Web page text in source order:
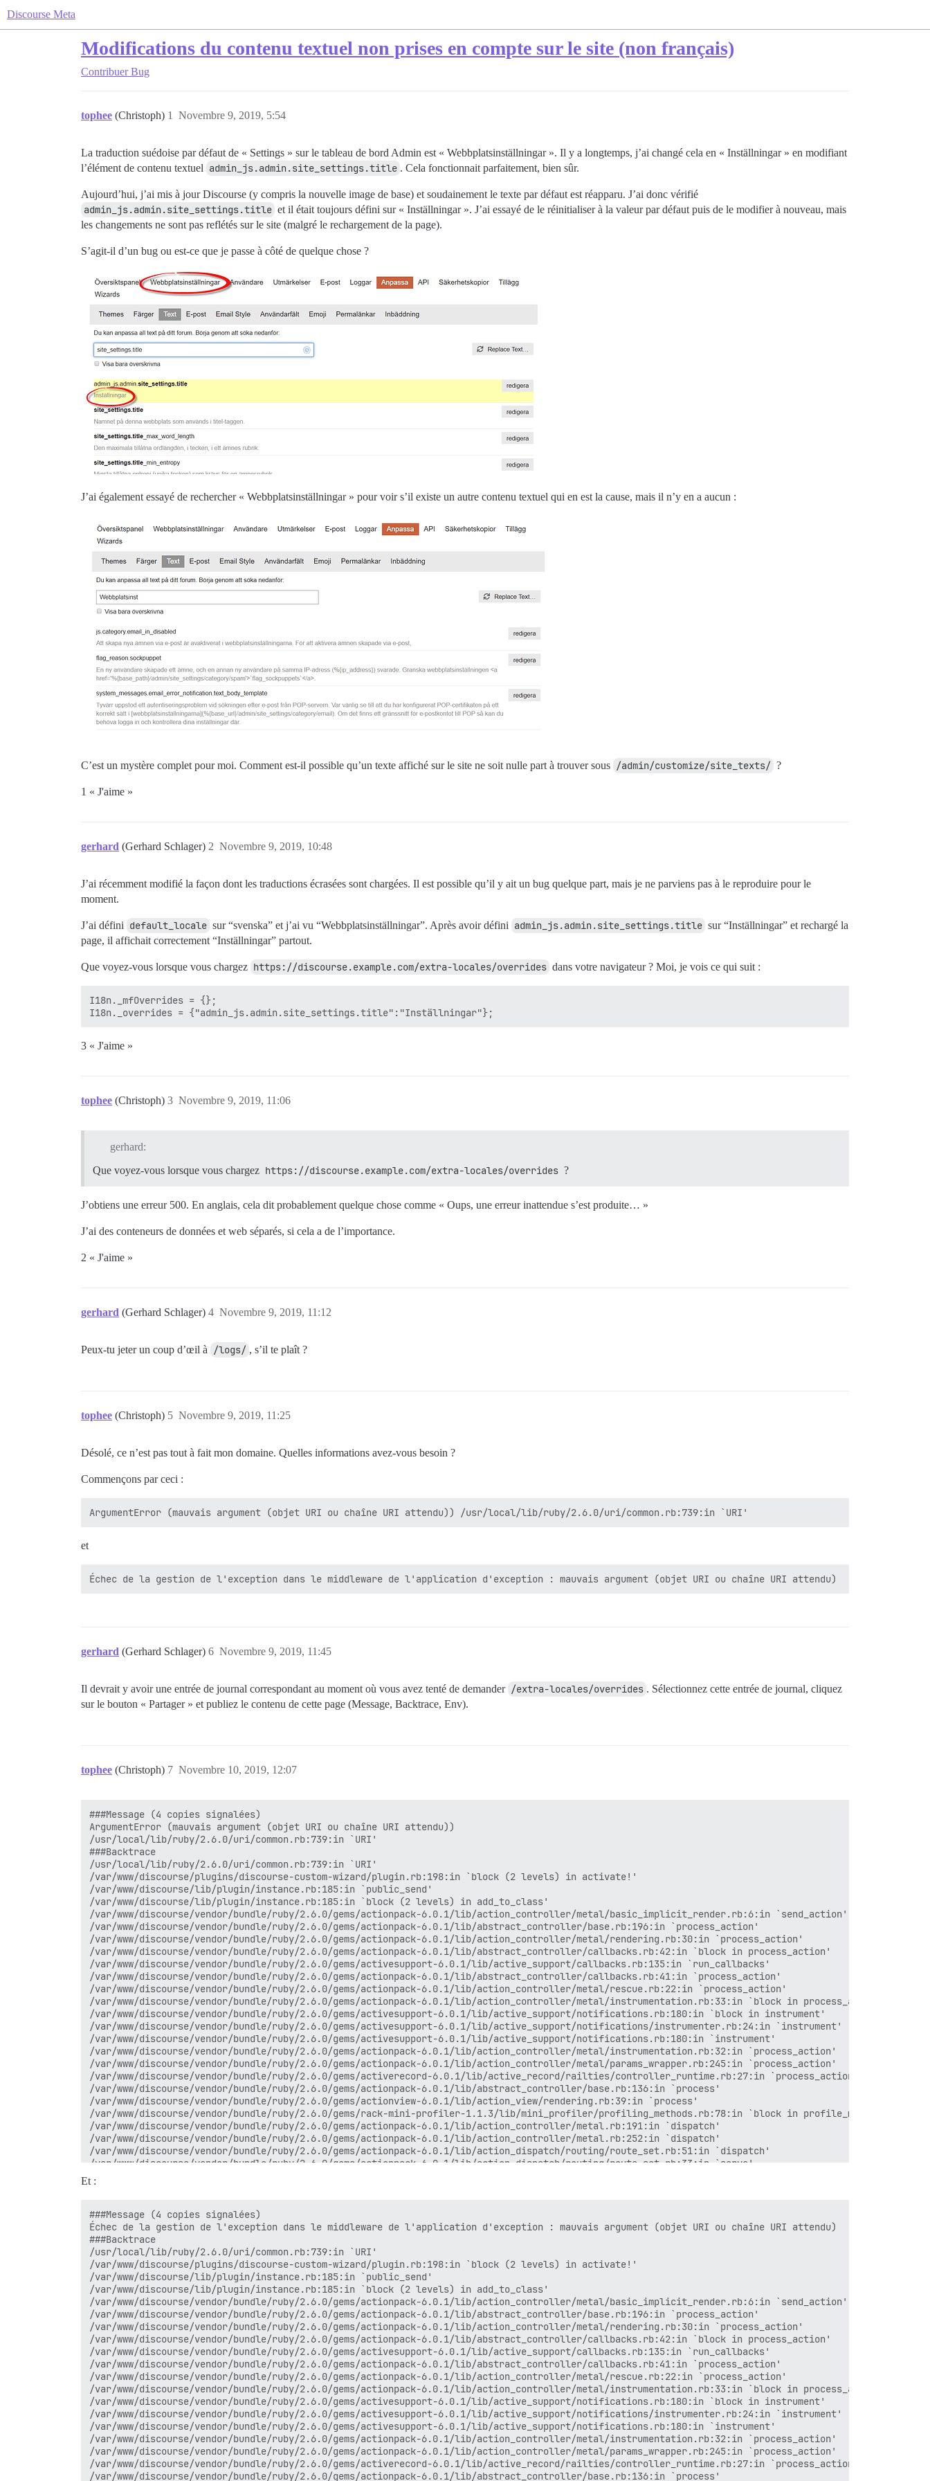
Discourse Meta
Modifications du contenu textuel non prises en compte sur le site (non français)
Contribuer Bug
tophee (Christoph) Novembre 9, 2019, 5:54
1
La traduction suédoise par défaut de « Settings » sur le tableau de bord Admin est « Webbplatsinställningar ». Il y a longtemps, j’ai changé cela en « Inställningar » en modifiant
l’élément de contenu textuel admin_js.admin.site_settings.title . Cela fonctionnait parfaitement, bien sûr.
Aujourd’hui, j’ai mis à jour Discourse (y compris la nouvelle image de base) et soudainement le texte par défaut est réapparu. J’ai donc vérifié
admin_js.admin.site_settings.title et il était toujours défini sur « Inställningar ». J’ai essayé de le réinitialiser à la valeur par défaut puis de le modifier à nouveau, mais
les changements ne sont pas reflétés sur le site (malgré le rechargement de la page).
S’agit-il d’un bug ou est-ce que je passe à côté de quelque chose ?
J’ai également essayé de rechercher « Webbplatsinställningar » pour voir s’il existe un autre contenu textuel qui en est la cause, mais il n’y en a aucun :
C’est un mystère complet pour moi. Comment est-il possible qu’un texte affiché sur le site ne soit nulle part à trouver sous /admin/customize/site_texts/ ?
1 « J'aime »
gerhard (Gerhard Schlager) Novembre 9, 2019, 10:48
2
J’ai récemment modifié la façon dont les traductions écrasées sont chargées. Il est possible qu’il y ait un bug quelque part, mais je ne parviens pas à le reproduire pour le
moment.
J’ai défini default_locale sur “svenska” et j’ai vu “Webbplatsinställningar”. Après avoir défini admin_js.admin.site_settings.title sur “Inställningar” et rechargé la
page, il affichait correctement “Inställningar” partout.
Que voyez-vous lorsque vous chargez https://discourse.example.com/extra-locales/overrides dans votre navigateur ? Moi, je vois ce qui suit :
I18n._mfOverrides = {};
3 « J'aime »
tophee (Christoph) Novembre 9, 2019, 11:06
3
gerhard:
Que voyez-vous lorsque vous chargez https://discourse.example.com/extra-locales/overrides ?
J’obtiens une erreur 500. En anglais, cela dit probablement quelque chose comme « Oups, une erreur inattendue s’est produite… »
J’ai des conteneurs de données et web séparés, si cela a de l’importance.
2 « J'aime »
gerhard (Gerhard Schlager) Novembre 9, 2019, 11:12
4
Peux-tu jeter un coup d’œil à /logs/ , s’il te plaît ?
tophee (Christoph) Novembre 9, 2019, 11:25
5
Désolé, ce n’est pas tout à fait mon domaine. Quelles informations avez-vous besoin ?
Commençons par ceci :
et
gerhard (Gerhard Schlager) Novembre 9, 2019, 11:45
6
Il devrait y avoir une entrée de journal correspondant au moment où vous avez tenté de demander /extra-locales/overrides . Sélectionnez cette entrée de journal, cliquez
sur le bouton « Partager » et publiez le contenu de cette page (Message, Backtrace, Env).
tophee (Christoph) Novembre 10, 2019, 12:07
7
###Message (4 copies signalées)
ArgumentError (mauvais argument (objet URI ou chaîne URI attendu))
/usr/local/lib/ruby/2.6.0/uri/common.rb:739:in `URI'
###Backtrace
/usr/local/lib/ruby/2.6.0/uri/common.rb:739:in `URI'
/var/www/discourse/plugins/discourse-custom-wizard/plugin.rb:198:in `block (2 levels) in activate!'
/var/www/discourse/lib/plugin/instance.rb:185:in `public_send'
/var/www/discourse/lib/plugin/instance.rb:185:in `block (2 levels) in add_to_class'
/var/www/discourse/vendor/bundle/ruby/2.6.0/gems/actionpack-6.0.1/lib/action_controller/metal/basic_implicit_render.rb:6:in `send_action'
/var/www/discourse/vendor/bundle/ruby/2.6.0/gems/actionpack-6.0.1/lib/abstract_controller/base.rb:196:in `process_action'
/var/www/discourse/vendor/bundle/ruby/2.6.0/gems/actionpack-6.0.1/lib/action_controller/metal/rendering.rb:30:in `process_action'
/var/www/discourse/vendor/bundle/ruby/2.6.0/gems/actionpack-6.0.1/lib/abstract_controller/callbacks.rb:42:in `block in process_action'
/var/www/discourse/vendor/bundle/ruby/2.6.0/gems/activesupport-6.0.1/lib/active_support/callbacks.rb:135:in `run_callbacks'
/var/www/discourse/vendor/bundle/ruby/2.6.0/gems/actionpack-6.0.1/lib/abstract_controller/callbacks.rb:41:in `process_action'
/var/www/discourse/vendor/bundle/ruby/2.6.0/gems/actionpack-6.0.1/lib/action_controller/metal/rescue.rb:22:in `process_action'
/var/www/discourse/vendor/bundle/ruby/2.6.0/gems/actionpack-6.0.1/lib/action_controller/metal/instrumentation.rb:33:in `block in process_action'
/var/www/discourse/vendor/bundle/ruby/2.6.0/gems/activesupport-6.0.1/lib/active_support/notifications.rb:180:in `block in instrument'
/var/www/discourse/vendor/bundle/ruby/2.6.0/gems/activesupport-6.0.1/lib/active_support/notifications/instrumenter.rb:24:in `instrument'
/var/www/discourse/vendor/bundle/ruby/2.6.0/gems/activesupport-6.0.1/lib/active_support/notifications.rb:180:in `instrument'
/var/www/discourse/vendor/bundle/ruby/2.6.0/gems/actionpack-6.0.1/lib/action_controller/metal/instrumentation.rb:32:in `process_action'
/var/www/discourse/vendor/bundle/ruby/2.6.0/gems/actionpack-6.0.1/lib/action_controller/metal/params_wrapper.rb:245:in `process_action'
/var/www/discourse/vendor/bundle/ruby/2.6.0/gems/activerecord-6.0.1/lib/active_record/railties/controller_runtime.rb:27:in `process_action'
/var/www/discourse/vendor/bundle/ruby/2.6.0/gems/actionpack-6.0.1/lib/abstract_controller/base.rb:136:in `process'
/var/www/discourse/vendor/bundle/ruby/2.6.0/gems/actionview-6.0.1/lib/action_view/rendering.rb:39:in `process'
/var/www/discourse/vendor/bundle/ruby/2.6.0/gems/rack-mini-profiler-1.1.3/lib/mini_profiler/profiling_methods.rb:78:in `block in profile_method'
/var/www/discourse/vendor/bundle/ruby/2.6.0/gems/actionpack-6.0.1/lib/action_controller/metal.rb:191:in `dispatch'
/var/www/discourse/vendor/bundle/ruby/2.6.0/gems/actionpack-6.0.1/lib/action_controller/metal.rb:252:in `dispatch'
/var/www/discourse/vendor/bundle/ruby/2.6.0/gems/actionpack-6.0.1/lib/action_dispatch/routing/route_set.rb:51:in `dispatch'
/var/www/discourse/vendor/bundle/ruby/2.6.0/gems/actionpack-6.0.1/lib/action_dispatch/routing/route_set.rb:33:in `serve'
/var/www/discourse/vendor/bundle/ruby/2.6.0/gems/actionpack-6.0.1/lib/action_dispatch/journey/router.rb:49:in `block in serve'
/var/www/discourse/vendor/bundle/ruby/2.6.0/gems/actionpack-6.0.1/lib/action_dispatch/journey/router.rb:32:in `each'
/var/www/discourse/vendor/bundle/ruby/2.6.0/gems/actionpack-6.0.1/lib/action_dispatch/routing/route_set.rb:837:in `call'
/var/www/discourse/vendor/bundle/ruby/2.6.0/gems/rack-protection-2.0.7/lib/rack/protection/frame_options.rb:31:in `call'
/var/www/discourse/lib/middleware/omniauth_bypass_middleware.rb:68:in `call'
/var/www/discourse/vendor/bundle/ruby/2.6.0/gems/rack-2.0.7/lib/rack/tempfile_reaper.rb:15:in `call'
/var/www/discourse/vendor/bundle/ruby/2.6.0/gems/rack-2.0.7/lib/rack/conditional_get.rb:25:in `call'
/var/www/discourse/vendor/bundle/ruby/2.6.0/gems/rack-2.0.7/lib/rack/head.rb:12:in `call'
/var/www/discourse/lib/content_security_policy/middleware.rb:12:in `call'
/var/www/discourse/lib/middleware/anonymous_cache.rb:274:in `call'
/var/www/discourse/vendor/bundle/ruby/2.6.0/gems/rack-2.0.7/lib/rack/session/abstract/id.rb:232:in `context'
/var/www/discourse/vendor/bundle/ruby/2.6.0/gems/rack-2.0.7/lib/rack/session/abstract/id.rb:226:in `call'
/var/www/discourse/vendor/bundle/ruby/2.6.0/gems/actionpack-6.0.1/lib/action_dispatch/middleware/cookies.rb:648:in `call'
/var/www/discourse/vendor/bundle/ruby/2.6.0/gems/actionpack-6.0.1/lib/action_dispatch/middleware/callbacks.rb:27:in `block in call'
/var/www/discourse/vendor/bundle/ruby/2.6.0/gems/activesupport-6.0.1/lib/active_support/callbacks.rb:101:in `run_callbacks'
/var/www/discourse/vendor/bundle/ruby/2.6.0/gems/actionpack-6.0.1/lib/action_dispatch/middleware/callbacks.rb:26:in `call'
/var/www/discourse/vendor/bundle/ruby/2.6.0/gems/actionpack-6.0.1/lib/action_dispatch/middleware/actionable_exceptions.rb:17:in `call'
/var/www/discourse/vendor/bundle/ruby/2.6.0/gems/actionpack-6.0.1/lib/action_dispatch/middleware/debug_exceptions.rb:32:in `call'
/var/www/discourse/vendor/bundle/ruby/2.6.0/gems/actionpack-6.0.1/lib/action_dispatch/middleware/show_exceptions.rb:33:in `call'
/var/www/discourse/vendor/bundle/ruby/2.6.0/gems/logster-2.4.1/lib/logster/middleware/reporter.rb:43:in `call'
/var/www/discourse/vendor/bundle/ruby/2.6.0/gems/railties-6.0.1/lib/rails/rack/logger.rb:38:in `call_app'
/var/www/discourse/vendor/bundle/ruby/2.6.0/gems/railties-6.0.1/lib/rails/rack/logger.rb:28:in `call'
/var/www/discourse/config/initializers/100-quiet_logger.rb:18:in `call'
/var/www/discourse/config/initializers/100-silence_logger.rb:31:in `call'
Et :
###Message (4 copies signalées)
Échec de la gestion de l'exception dans le middleware de l'application d'exception : mauvais argument (objet URI ou chaîne URI attendu)
###Backtrace
/usr/local/lib/ruby/2.6.0/uri/common.rb:739:in `URI'
/var/www/discourse/plugins/discourse-custom-wizard/plugin.rb:198:in `block (2 levels) in activate!'
/var/www/discourse/lib/plugin/instance.rb:185:in `public_send'
/var/www/discourse/lib/plugin/instance.rb:185:in `block (2 levels) in add_to_class'
/var/www/discourse/vendor/bundle/ruby/2.6.0/gems/actionpack-6.0.1/lib/action_controller/metal/basic_implicit_render.rb:6:in `send_action'
/var/www/discourse/vendor/bundle/ruby/2.6.0/gems/actionpack-6.0.1/lib/abstract_controller/base.rb:196:in `process_action'
/var/www/discourse/vendor/bundle/ruby/2.6.0/gems/actionpack-6.0.1/lib/action_controller/metal/rendering.rb:30:in `process_action'
/var/www/discourse/vendor/bundle/ruby/2.6.0/gems/actionpack-6.0.1/lib/abstract_controller/callbacks.rb:42:in `block in process_action'
/var/www/discourse/vendor/bundle/ruby/2.6.0/gems/activesupport-6.0.1/lib/active_support/callbacks.rb:135:in `run_callbacks'
/var/www/discourse/vendor/bundle/ruby/2.6.0/gems/actionpack-6.0.1/lib/abstract_controller/callbacks.rb:41:in `process_action'
/var/www/discourse/vendor/bundle/ruby/2.6.0/gems/actionpack-6.0.1/lib/action_controller/metal/rescue.rb:22:in `process_action'
/var/www/discourse/vendor/bundle/ruby/2.6.0/gems/actionpack-6.0.1/lib/action_controller/metal/instrumentation.rb:33:in `block in process_action'
/var/www/discourse/vendor/bundle/ruby/2.6.0/gems/activesupport-6.0.1/lib/active_support/notifications.rb:180:in `block in instrument'
/var/www/discourse/vendor/bundle/ruby/2.6.0/gems/activesupport-6.0.1/lib/active_support/notifications/instrumenter.rb:24:in `instrument'
/var/www/discourse/vendor/bundle/ruby/2.6.0/gems/activesupport-6.0.1/lib/active_support/notifications.rb:180:in `instrument'
/var/www/discourse/vendor/bundle/ruby/2.6.0/gems/actionpack-6.0.1/lib/action_controller/metal/instrumentation.rb:32:in `process_action'
/var/www/discourse/vendor/bundle/ruby/2.6.0/gems/actionpack-6.0.1/lib/action_controller/metal/params_wrapper.rb:245:in `process_action'
/var/www/discourse/vendor/bundle/ruby/2.6.0/gems/activerecord-6.0.1/lib/active_record/railties/controller_runtime.rb:27:in `process_action'
/var/www/discourse/vendor/bundle/ruby/2.6.0/gems/actionpack-6.0.1/lib/abstract_controller/base.rb:136:in `process'